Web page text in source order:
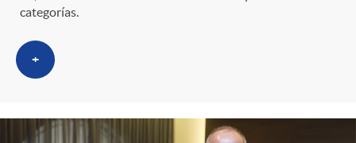
l
a
d
c
a
t
o
A
n
o
r
d
categorías.
+